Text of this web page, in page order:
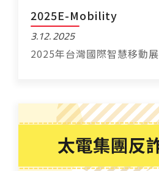
2025E-Mobility
3.12 2025
2025年台灣國際智慧移動展